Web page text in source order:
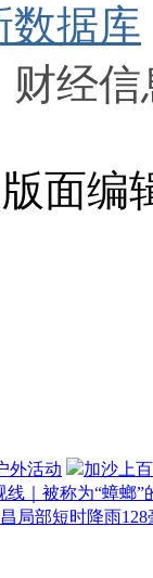
数据库
经
面编
外活动
加沙上
线｜被称为“蟑螂
局部短时降雨